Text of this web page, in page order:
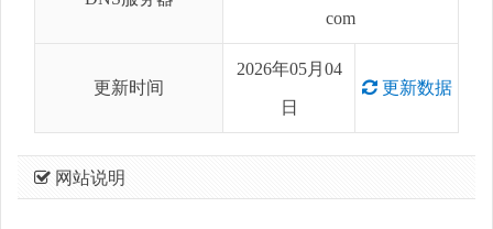
com
更新时间
2026年05月04
日
更新数据
网站说明